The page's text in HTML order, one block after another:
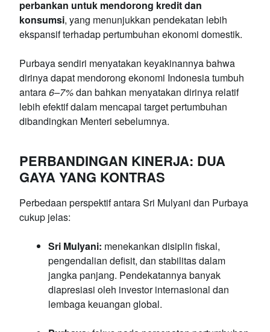
perbankan untuk mendorong kredit dan
konsumsi, yang menunjukkan pendekatan lebih
ekspansif terhadap pertumbuhan ekonomi domestik.
Purbaya sendiri menyatakan keyakinannya bahwa
dirinya dapat mendorong ekonomi Indonesia tumbuh
antara6–7%dan bahkan menyatakan dirinya relatif
lebih efektif dalam mencapai target pertumbuhan
dibandingkan Menteri sebelumnya.
PERBANDINGAN KINERJA: DUA
GAYA YANG KONTRAS
Perbedaan perspektif antara Sri Mulyani dan Purbaya
cukup jelas:
Sri Mulyani: menekankan disiplin fiskal,
pengendalian defisit, dan stabilitas dalam
jangka panjang. Pendekatannya banyak
diapresiasi oleh investor internasional dan
lembaga keuangan global.